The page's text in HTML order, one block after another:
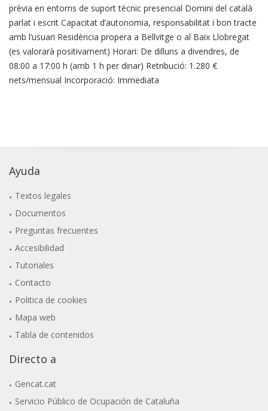
prèvia en entorns de suport tècnic presencial Domini del català
parlat i escrit Capacitat d’autonomia, responsabilitat i bon tracte
amb l’usuari Residència propera a Bellvitge o al Baix Llobregat
(es valorarà positivament) Horari: De dilluns a divendres, de
08:00 a 17:00 h (amb 1 h per dinar) Retribució: 1.280 €
nets/mensual Incorporació: Immediata
Ayuda
Textos legales
Documentos
Preguntas frecuentes
Accesibilidad
Tutoriales
Contacto
Politica de cookies
Mapa web
Tabla de contenidos
Directo a
Gencat.cat
Servicio Público de Ocupación de Cataluña